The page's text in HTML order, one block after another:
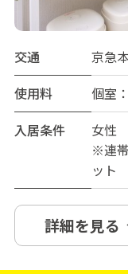
交通
京急
使用料
個室
入居条件
女性
※連
ット
詳細を見る